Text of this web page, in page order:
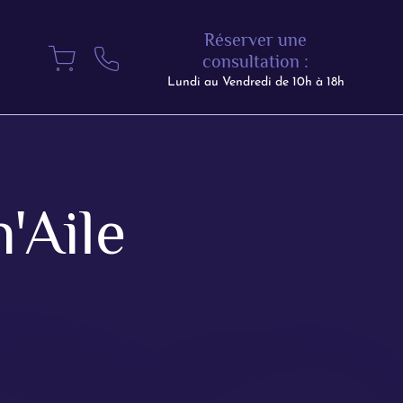
Réserver une
consultation :
Lundi au Vendredi de 10h à 18h